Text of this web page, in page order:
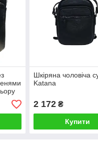
Шкіряна чоловіча
Katana
2 172₴
Купити